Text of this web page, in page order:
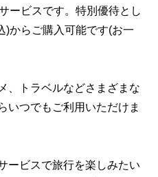
ービスです。特別優待とし
)からご購入可能です(お一
、トラベルなどさまざまな
いつでもご利用いただけま
ービスで旅行を楽しみたい